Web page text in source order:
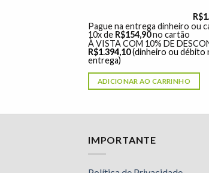
R$
Pague na entrega dinheiro ou
10x de R$154,90no cartão
À VISTA COM 10% DE
R$1.394,10(dinheiro ou débito
entrega)
ADICIONAR AO CARRINHO
IMPORTANTE
para responder às suas perguntas. Pergunte-